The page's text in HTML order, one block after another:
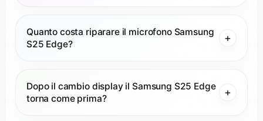
Quanto costa riparare il microfono Samsung
S25 Edge?
Dopo il cambio display il Samsung S25 Edge
torna come prima?